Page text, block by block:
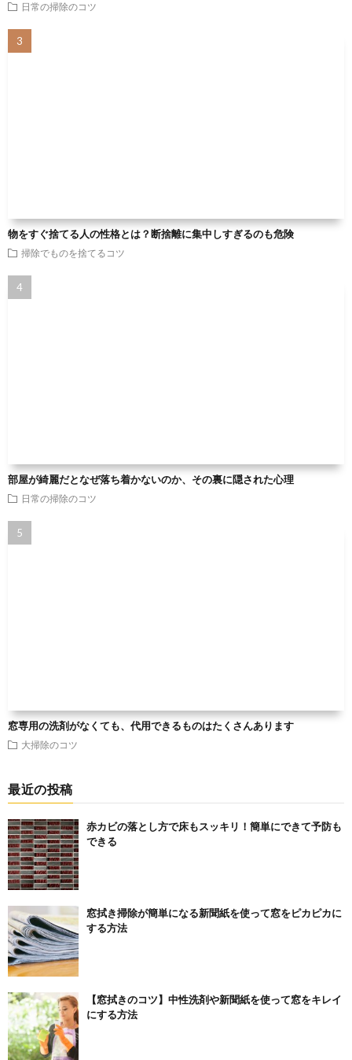
日常の掃除のコツ
物をすぐ捨てる人の性格とは？断捨離に集中しすぎるのも危険
掃除でものを捨てるコツ
部屋が綺麗だとなぜ落ち着かないのか、その裏に隠された心理
日常の掃除のコツ
窓専用の洗剤がなくても、代用できるものはたくさんあります
大掃除のコツ
最近の投稿
赤カビの落とし方で床もスッキリ！簡単にできて予防も
できる
窓拭き掃除が簡単になる新聞紙を使って窓をピカピカに
する方法
【窓拭きのコツ】中性洗剤や新聞紙を使って窓をキレイ
にする方法